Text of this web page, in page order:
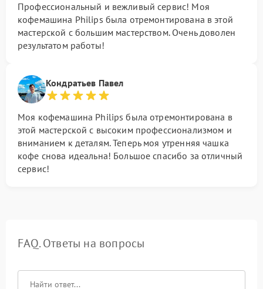
Профессиональный и вежливый сервис! Моя
кофемашина Philips была отремонтирована в этой
мастерской с большим мастерством. Очень доволен
результатом работы!
Кондратьев Павел
Моя кофемашина Philips была отремонтирована в
этой мастерской с высоким профессионализмом и
вниманием к деталям. Теперь моя утренняя чашка
кофе снова идеальна! Большое спасибо за отличный
сервис!
FAQ. Ответы на вопросы